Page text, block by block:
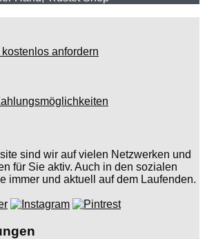
anfordern
sind wir auf vielen Netzwerken und
für Sie aktiv. Auch in den sozialen
immer und aktuell auf dem Laufenden.